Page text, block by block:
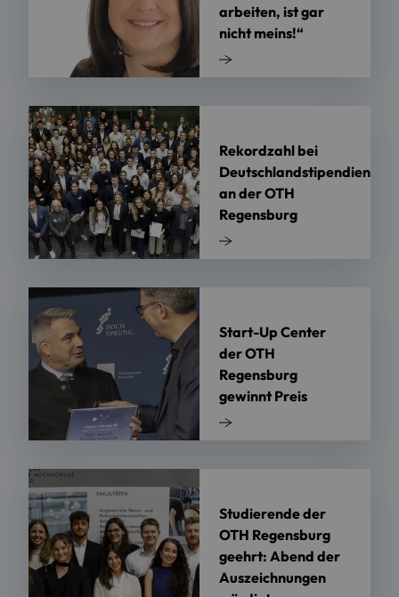
arbeiten, ist gar
nicht meins!“
Rekordzahl bei
Deutschlandstipendien
an der OTH
Regensburg
Start-Up Center
der OTH
Regensburg
gewinnt Preis
Studierende der
OTH Regensburg
geehrt: Abend der
Auszeichnungen